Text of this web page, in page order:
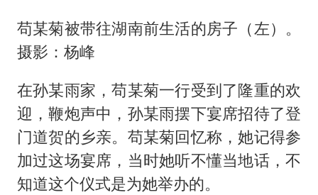
苟某菊被带往湖南前生活的房子（左）。
摄影：杨峰
在孙某雨家，苟某菊一行受到了隆重的欢
迎，鞭炮声中，孙某雨摆下宴席招待了登
门道贺的乡亲。苟某菊回忆称，她记得参
加过这场宴席，当时她听不懂当地话，不
知道这个仪式是为她举办的。